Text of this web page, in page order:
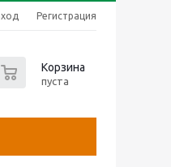
Регистрация
Корзина
пуста